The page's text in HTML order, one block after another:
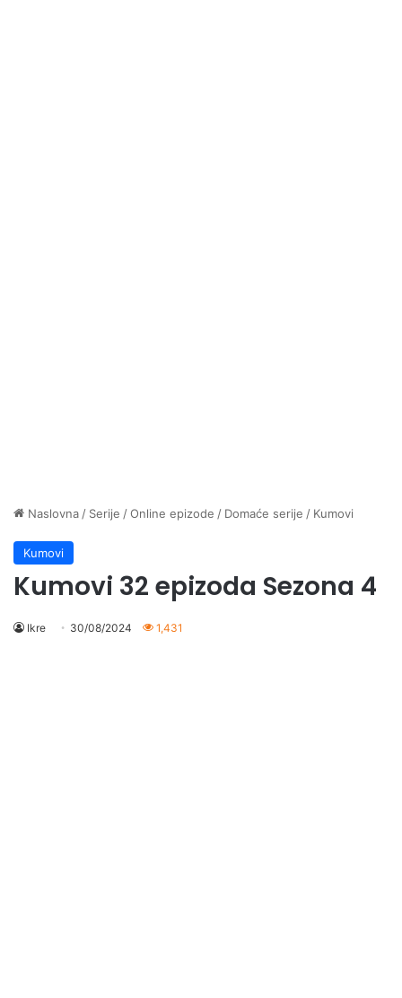
Naslovna / Serije /Online epizode / Domaće serije / Kumovi
Kumovi
Kumovi 32 epizoda Sezona 4
Ikre 30/08/2024 1,431